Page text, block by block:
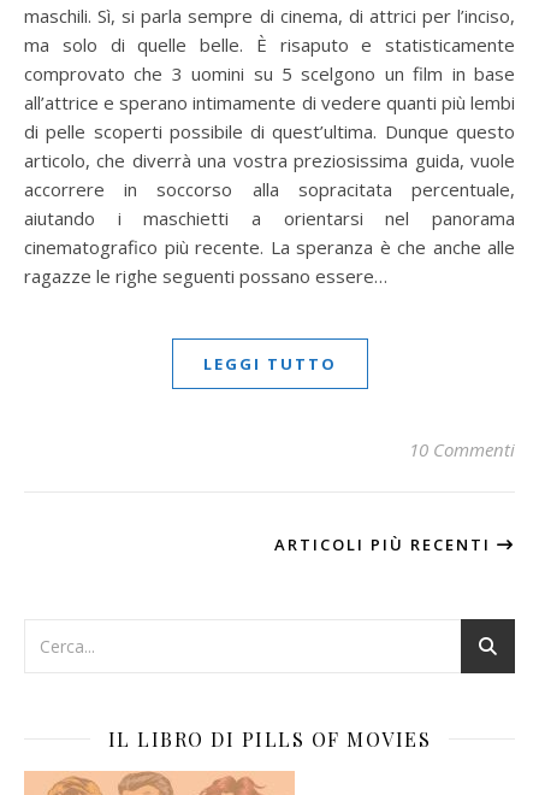
maschili. Sì, si parla sempre di cinema, di attrici per l’inciso,
ma solo di quelle belle. È risaputo e statisticamente
comprovato che 3 uomini su 5 scelgono un film in base
all’attrice e sperano intimamente di vedere quanti più lembi
di pelle scoperti possibile di quest’ultima. Dunque questo
articolo, che diverrà una vostra preziosissima guida, vuole
accorrere in soccorso alla sopracitata percentuale,
aiutando i maschietti a orientarsi nel panorama
cinematografico più recente. La speranza è che anche alle
ragazze le righe seguenti possano essere…
LEGGI TUTTO
10 Commenti
ARTICOLI PIÙ RECENTI
IL LIBRO DI PILLS OF MOVIES